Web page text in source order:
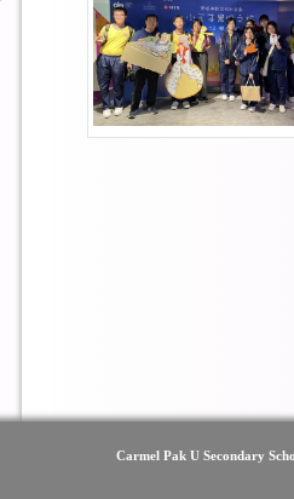
Carmel Pak U Secondary